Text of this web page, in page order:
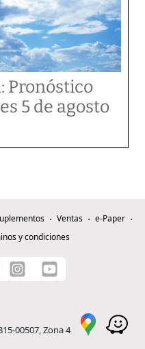
Pronóstico
5 de agosto
Ventas
e-Paper
y condiciones
00507, Zona 4